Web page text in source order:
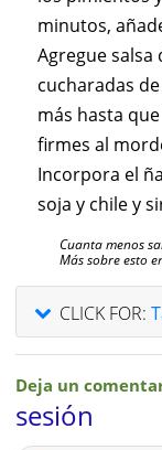
minutos,
Agregue salsa
cucharadas
más hasta
firmes al
Incorpora el
soja y chile y
Cuanta menos
Más sobre esto
CLICK FOR:
Deja un
sesión